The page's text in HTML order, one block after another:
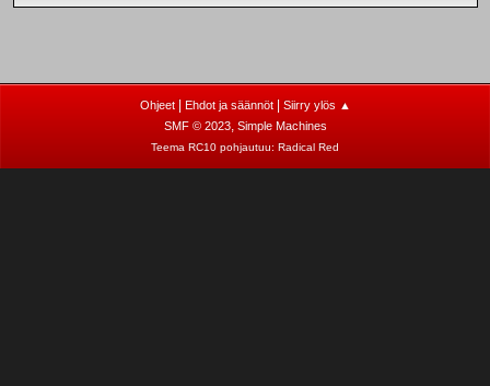
Ohjeet| Ehdot ja säännöt|
Siirry ylös ▲
SMF © 2023, Simple Machines
Teema RC10 pohjautuu: Radical Red